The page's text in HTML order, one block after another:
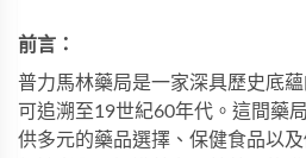
前言：
普力馬林藥局是一家深具歷史底
可追溯至19世紀60年代。這間藥
供多元的藥品選擇、保健食品以